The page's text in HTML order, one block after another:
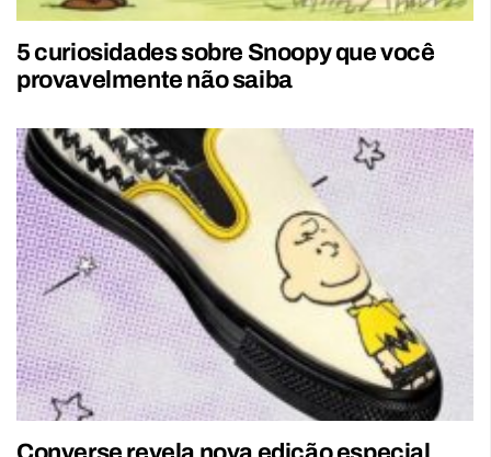
5 curiosidades sobre Snoopy que você
provavelmente não saiba